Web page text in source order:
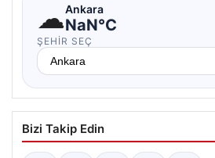
☁Ankara
NaN°C
ŞEHIR SEÇ
Bizi Takip Edin